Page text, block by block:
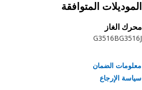
المتوافقة
الغاز
G3516B
الضمان
الإرجاع